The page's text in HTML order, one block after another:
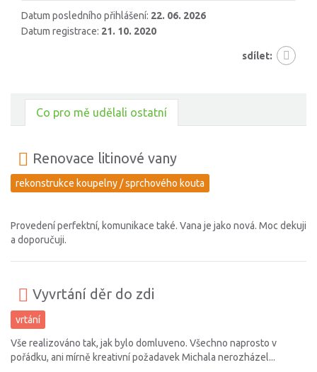
Datum posledního přihlášení: 22. 06. 2026
Datum registrace: 21. 10. 2020
sdílet:
Co pro mě udělali ostatní
Renovace litinové vany
rekonstrukce koupelny / sprchového kouta
Provedení perfektní, komunikace také. Vana je jako nová. Moc dekuji
a doporučuji.
Vyvrtání děr do zdi
vrtání
Vše realizováno tak, jak bylo domluveno. Všechno naprosto v
pořádku, ani mírně kreativní požadavek Michala nerozházel...